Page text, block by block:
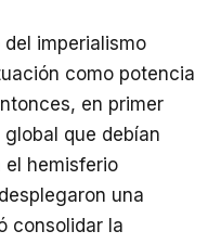
imperialismo
como potencia
en primer
que debían
el hemisferio
una
consolidar la